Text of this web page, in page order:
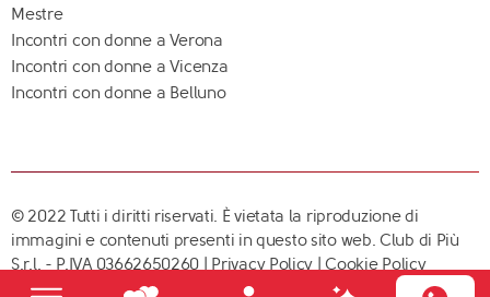
Mestre
Incontri con donne a Verona
Incontri con donne a Vicenza
Incontri con donne a Belluno
© 2022 Tutti i diritti riservati. È vietata la riproduzione di
immagini e contenuti presenti in questo sito web. Club di Più
S.r.l. - P.IVA 03662650260 | Privacy Policy |Cookie Policy